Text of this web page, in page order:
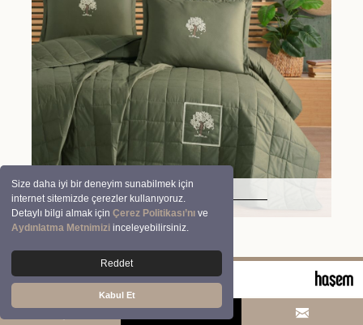
Size daha iyi bir deneyim sunabilmek için
internet sitemizde çerezler kullanıyoruz.
Detaylı bilgi almak içinÇerez Politikası’nı ve
Aydınlatma Metnimizi inceleyebilirsiniz.
Reddet
Kabul Et
Verra V6
© 2026 Clasy | Aran Tekstil San. ve Tic. A.Ş.